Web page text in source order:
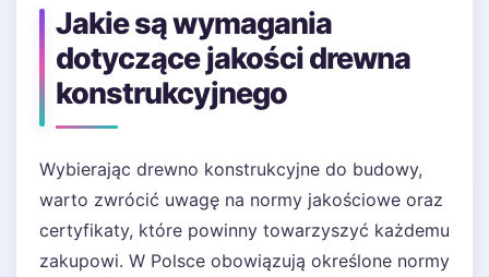
Jakie są wymagania
dotyczące jakości drewna
konstrukcyjnego
Wybierając drewno konstrukcyjne do budowy,
warto zwrócić uwagę na normy jakościowe oraz
certyfikaty, które powinny towarzyszyć każdemu
zakupowi. W Polsce obowiązują określone normy